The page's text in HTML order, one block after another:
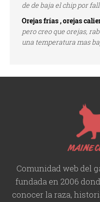
de de baja el chip por
Orejas frías , orejas
pero creo que orejas,
una temperatura mas
Comunidad web del
fundada en 2006
conocer la raza,